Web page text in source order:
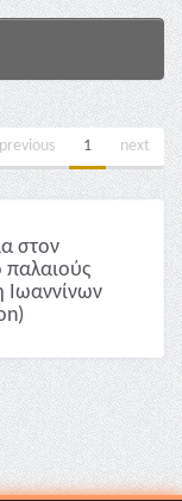
previous 1 next
στον
παλαιούς
Ιωαννίνων